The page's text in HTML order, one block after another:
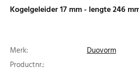
Kogelgeleider 17 mm - lengte 246
Merk:
Duovorm
Productnr.: